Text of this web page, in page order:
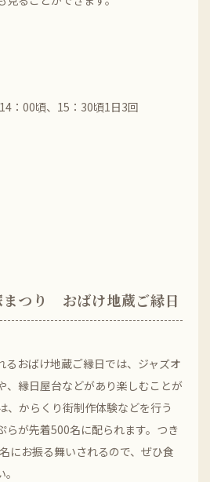
：00頃、15：30頃1日3回
つり おばけ地蔵ご縁日
るおばけ地蔵ご縁日では、ジャズオ
、縁日屋台などがあり楽しむことが
、からくり街制作体験などを行う
らが先着500名に配られます。つき
にお振る舞いされるので、ぜひ食